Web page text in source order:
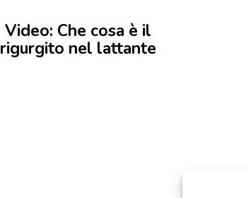
Video: Che cosa è il
rigurgito nel lattante